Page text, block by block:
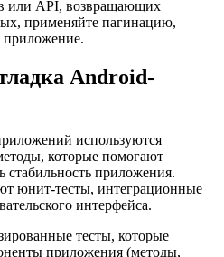
или API, возвращающих
применяйте пагинацию,
приложение.
Android-
используются
которые помогают
приложения.
юнит-тесты, интеграционные
интерфейса.
тесты, которые
приложения (методы,